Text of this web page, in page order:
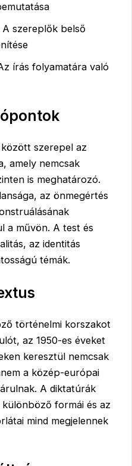
szereplők belső
írás folyamatára való
szerepel az
amely nemcsak
is meghatározó.
az önmegértés
a művön. A test és
az identitás
témák.
történelmi korszakot
az 1950-es éveket
keresztül nemcsak
a közép-európai
A diktatúrák
formái és az
mind megjelennek